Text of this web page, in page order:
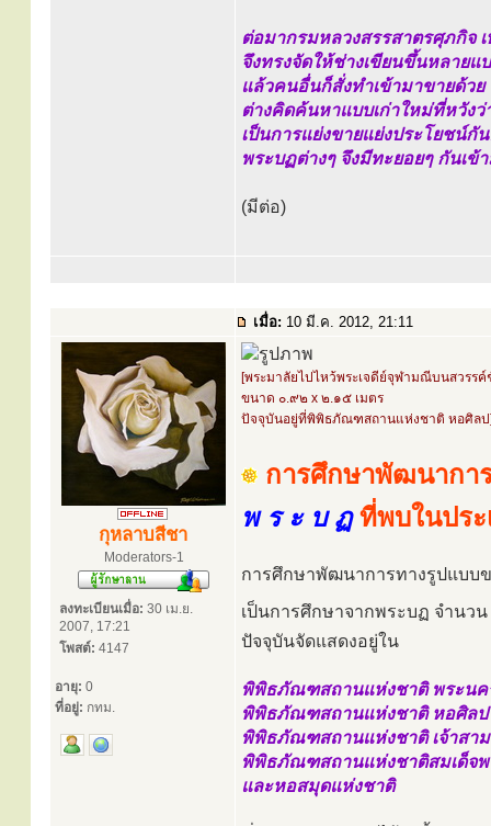
ต่อมากรมหลวงสรรสาตรศุภกิจ
จึงทรงจัดให้ช่างเขียนขึ้นหลายแ
แล้วคนอื่นก็สั่งทำเข้ามาขายด้วย
ต่างคิดค้นหาแบบเก่าใหม่ที่หวังว่
เป็นการแย่งขายแย่งประโยชน์กั
พระบฏต่างๆ จึงมีทะยอยๆ กันเข้
(มีต่อ)
เมื่อ: 10 มี.ค. 2012, 21:11
กุหลาบสีชา
Moderators-1
ลงทะเบียนเมื่อ: 30 เม.ย.
2007, 17:21
โพสต์: 4147
อายุ: 0
ที่อยู่: กทม.
[พระมาลัยไปไหว้พระเจดีย์จุฬามณีบนสวรร
ขนาด ๐.๙๒ x ๒.๑๕ เมตร
ปัจจุบันอยู่ที่พิพิธภัณฑสถานแห่งชาติ หอศิล
การศึกษาพัฒนากา
พ ร ะ บ ฏ ที่พบในปร
การศึกษาพัฒนาการทางรูปแบบ
เป็นการศึกษาจากพระบฏ จำนวน
ปัจจุบันจัดแสดงอยู่ใน
พิพิธภัณฑสถานแห่งชาติ พระนค
พิพิธภัณฑสถานแห่งชาติ หอศิลป
พิพิธภัณฑสถานแห่งชาติ เจ้าสา
พิพิธภัณฑสถานแห่งชาติสมเด็จ
และหอสมุดแห่งชาติ